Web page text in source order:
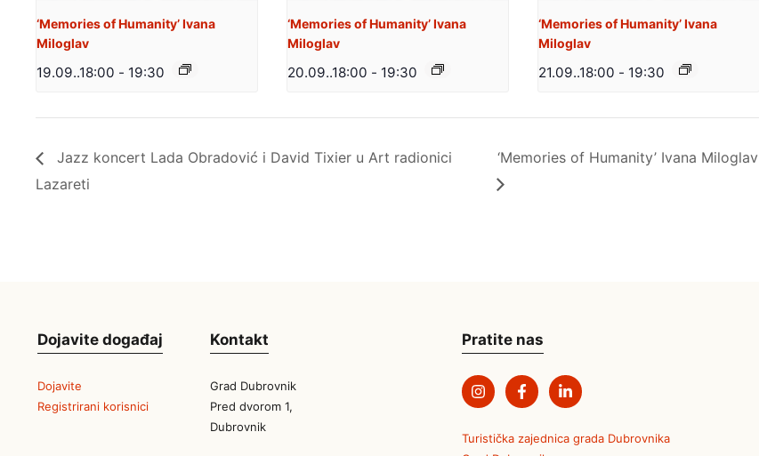
‘Memories of Humanity’ Ivana
Miloglav
19.09..18:00 - 19:30
‘Memories of Humanity’ Ivana
Miloglav
20.09..18:00 - 19:30
‘Memories of Humanity’ Ivana
Miloglav
21.09..18:00 - 19:30
Jazz koncert Lada Obradović i David Tixier u Art radionici
Lazareti
‘Memories of Humanity’ Ivana Miloglav
Dojavite događaj
Dojavite
Registrirani korisnici
Kontakt
Grad Dubrovnik
Pred dvorom 1,
Dubrovnik
Pratite nas
Turistička zajednica grada Dubrovnika